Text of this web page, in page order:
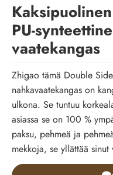
PU-
vaatekangas
Zhigao tämä Double
nahkavaatekangas on
ulkona. Se tuntuu
asiassa se on 100 %
paksu, pehmeä ja
mekkoja, se yllättää